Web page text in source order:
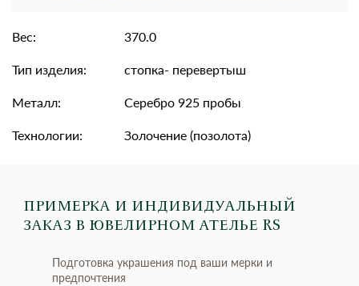
Вес:
370.0
Тип изделия:
стопка- перевертыш
Металл:
Серебро 925 пробы
Технологии:
Золочение (позолота)
ПРИМЕРКА И ИНДИВИДУАЛЬНЫЙ
ЗАКАЗ В ЮВЕЛИРНОМ АТЕЛЬЕ RS
Подготовка украшения под ваши мерки и
предпочтения